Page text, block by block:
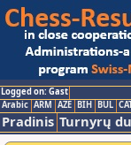
Logged on: Gast
Arabic ARM AZE BIH BUL
Pradinis Turnyrų